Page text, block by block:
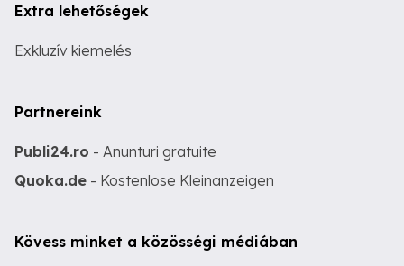
Extra lehetőségek
Exkluzív kiemelés
Partnereink
Publi24.ro - Anunturi gratuite
Quoka.de - Kostenlose Kleinanzeigen
Kövess minket a közösségi médiában